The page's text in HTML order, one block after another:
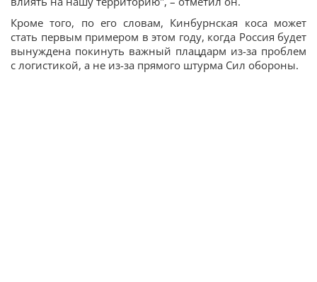
Кроме того, по его словам, Кинбурнская коса может
стать первым примером в этом году, когда Россия будет
вынуждена покинуть важный плацдарм из-за проблем
с логистикой, а не из-за прямого штурма Сил обороны.